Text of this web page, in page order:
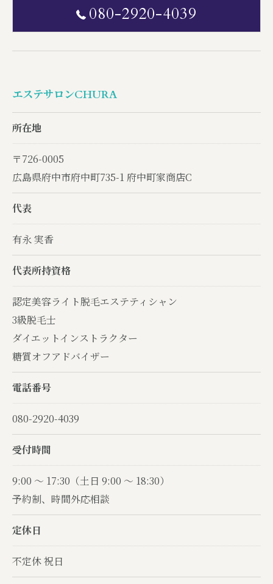
080-2920-4039
エステサロンCHURA
所在地
〒726-0005
広島県府中市府中町735-1 府中町家商店C
代表
有永 実香
代表所持資格
認定美容ライト脱毛エステティシャン
3級脱毛士
ダイエットインストラクター
糖質オフアドバイザー
電話番号
080-2920-4039
受付時間
9:00 〜 17:30（土日 9:00 〜 18:30）
予約制、時間外応相談
定休日
不定休 祝日